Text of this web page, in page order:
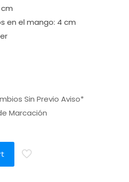
en el mango: 4 cm
Sin Previo Aviso*
Marcación